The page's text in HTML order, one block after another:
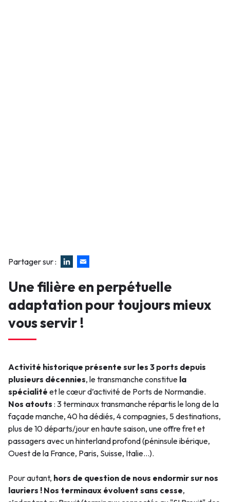
Partager sur :
Une filière en perpétuelle
adaptation pour toujours mieux
vous servir !
Activité historique présente sur les 3 ports depuis
plusieurs décennies, le transmanche constitue la
spécialité et le cœur d’activité de Ports de Normandie.
Nos atouts : 3 terminaux transmanche répartis le long de la
façade manche, 40 ha dédiés, 4 compagnies, 5 destinations,
plus de 10 départs/jour en haute saison, une offre fret et
passagers avec un hinterland profond (péninsule ibérique,
Ouest de la France, Paris, Suisse, Italie…).
Pour autant, hors de question de nous endormir sur nos
lauriers ! Nos terminaux évoluent sans cesse,